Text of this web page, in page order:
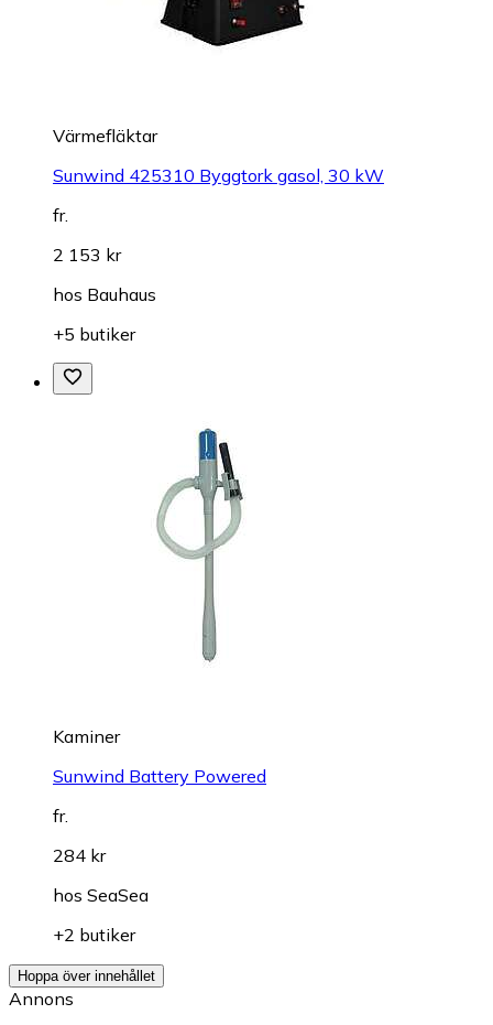
Värmefläktar
Sunwind 425310 Byggtork gasol, 30 kW
fr.
2 153 kr
hos Bauhaus
+5 butiker
Kaminer
Sunwind Battery Powered
fr.
284 kr
hos SeaSea
+2 butiker
Hoppa över innehållet
Annons